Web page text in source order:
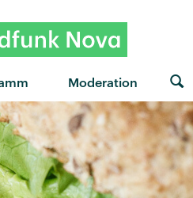
Moderation
to survive" von Mø · "Live to